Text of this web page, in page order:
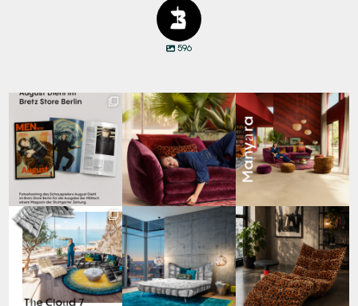
596
und Design:
Schauspieler August...
20 4
Den Kopf anlehnen. Die
Gedanken auf Reisen...
65 1
Manyara. Inspiriert von
der Weite Afrikas....
59 2
Für jeden Lieblingsplatz
die passende Cloud.
☁️...
62 1
Cloud 7 – nicht nur zum
Sitzen, sondern auch
zum...
147 3
A bold statement. A
quiet retreat.
Mit unserem...
204 4